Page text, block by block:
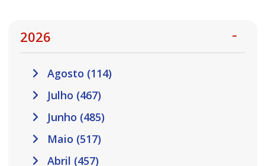
2026
Agosto (114)
Julho (467)
Junho (485)
Maio (517)
Abril (457)